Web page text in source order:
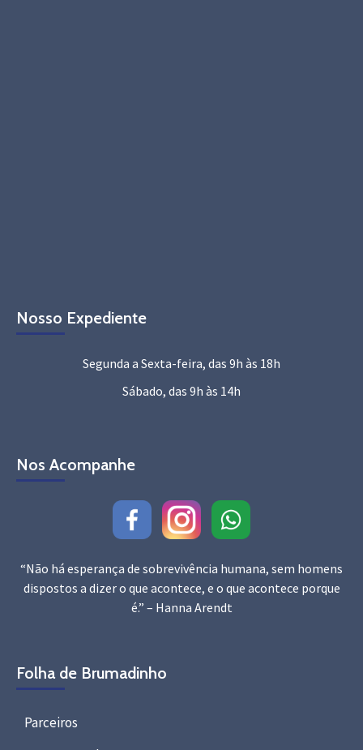
Nosso Expediente
Segunda a Sexta-feira, das 9h às 18h
Sábado, das 9h às 14h
Nos Acompanhe
“Não há esperança de sobrevivência humana, sem homens
dispostos a dizer o que acontece, e o que acontece porque
é.” – Hanna Arendt
Folha de Brumadinho
Parceiros